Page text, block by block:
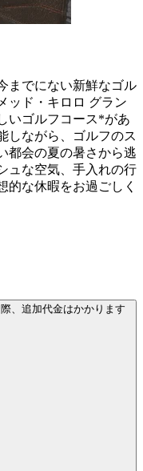
までにない新鮮なゴル
ッド・キロロ グラン
いゴルフコース*があ
しながら、ゴルフのス
都会の夏の暑さから逃
ュな空気、手入れの行
的な休暇をお過ごしく
、追加代金はかかります